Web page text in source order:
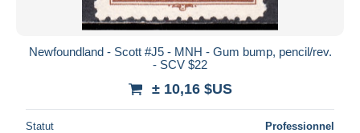
Newfoundland - Scott #J5 - MNH - Gum bump, pencil/rev.
- SCV $22
± 10,16 $US
Statut Professionnel